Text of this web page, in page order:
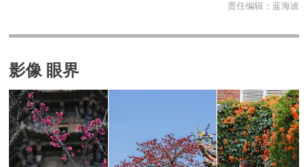
责任编辑： 蓝海波
影像 眼界